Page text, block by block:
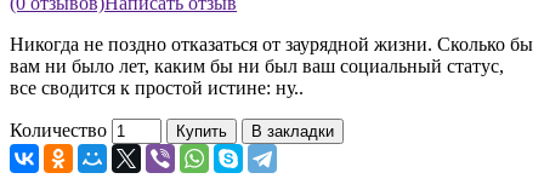
Никогда не поздно отказаться от заурядной жизни. Сколько бы
вам ни было лет, каким бы ни был ваш социальный статус,
все сводится к простой истине: ну..
Количество Купить В закладки